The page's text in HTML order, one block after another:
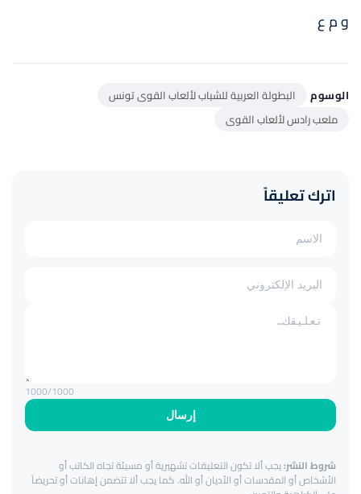
و م ع
الوسوم
البطولة العربية للشباب لألعاب القوى تونس
ملعب رادس لألعاب القوى
اترك تعليقاً
إرسال
1000/1000
شروط النشر:يجب ألا تكون التعليقات تشهيرية أو مسيئة تجاه الكاتب أو
الأشخاص أو المقدسات أو الأديان أو الله. كما يجب ألا تتضمن إهانات أو تحريضاً